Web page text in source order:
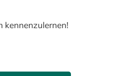
kennenzulernen!